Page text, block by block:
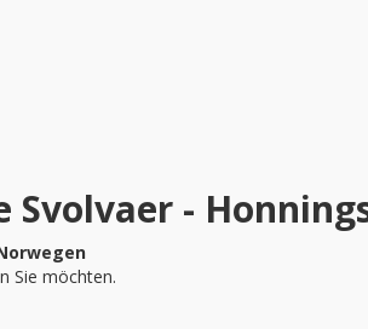
-
Sie möchten.